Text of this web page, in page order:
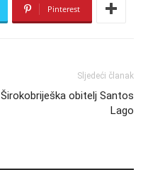
Pinterest
Sljedeći članak
Širokobriješka obitelj Santos
Lago